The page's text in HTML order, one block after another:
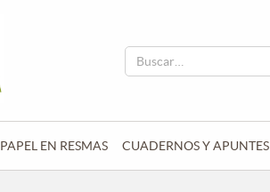
PAPEL EN RESMAS CUADERNOS Y APUNTES